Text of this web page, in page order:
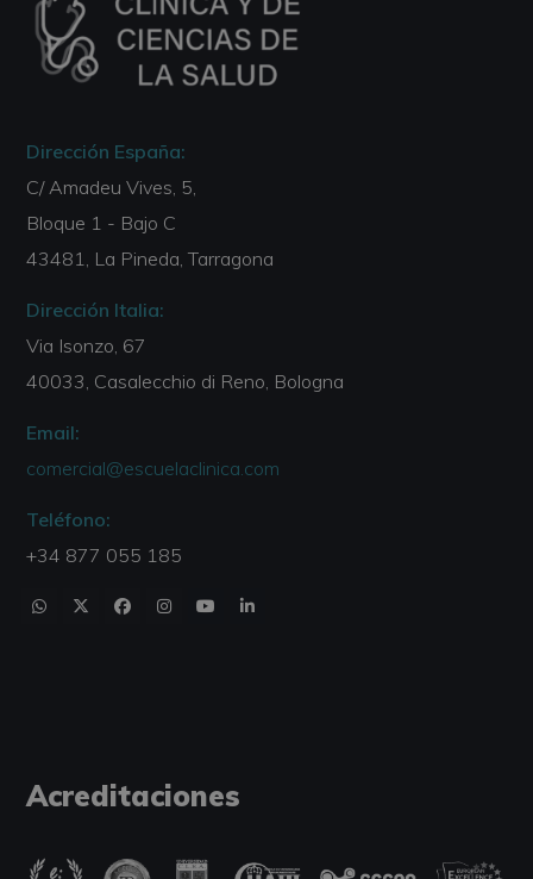
Dirección España:
C/ Amadeu Vives, 5,
Bloque 1 - Bajo C
43481, La Pineda, Tarragona
Dirección Italia:
Via Isonzo, 67
40033, Casalecchio di Reno, Bologna
Email:
comercial@escuelaclinica.com
Teléfono:
+34 877 055 185
Acreditaciones